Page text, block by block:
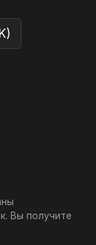
Вы получите